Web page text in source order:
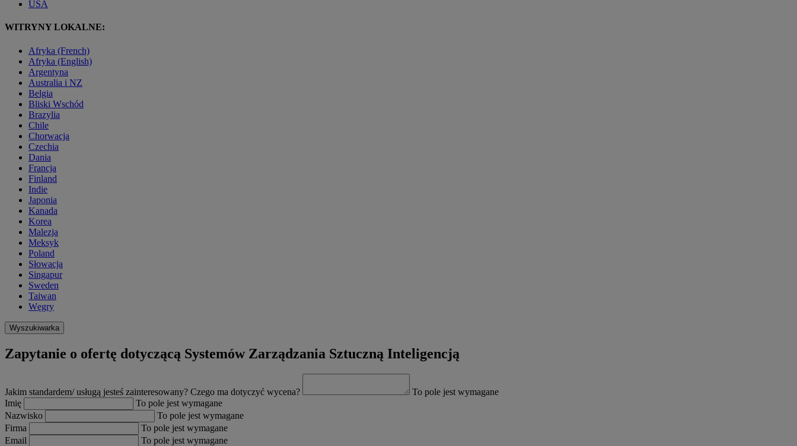
USA
WITRYNY LOKALNE:
Afryka (French)
Afryka (English)
Argentyna
Australia i NZ
Belgia
Bliski Wschód
Brazylia
Chile
Chorwacja
Czechia
Dania
Francja
Finland
Indie
Japonia
Kanada
Korea
Malezja
Meksyk
Poland
Słowacja
Singapur
Sweden
Taiwan
Węgry
Wyszukiwarka
Zapytanie o ofertę dotyczącą Systemów Zarządzania Sztuczną Inteligencją
Jakim standardem/ usługą jesteś zainteresowany? Czego ma dotyczyć wycena?
To pole jest wymagane
Imię
To pole jest wymagane
Nazwisko
To pole jest wymagane
Firma
To pole jest wymagane
Email
To pole jest wymagane